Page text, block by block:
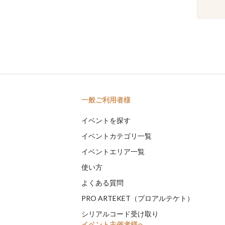
一般ご利用者様
イベントを探す
イベントカテゴリ一覧
イベントエリア一覧
使い方
よくある質問
PRO ARTEKET（プロアルテケト）
シリアルコード受け取り